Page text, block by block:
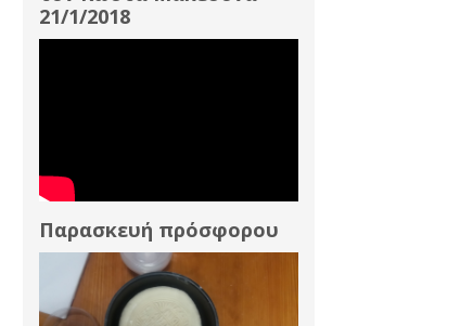
21/1/2018
Παρασκευή πρόσφορου